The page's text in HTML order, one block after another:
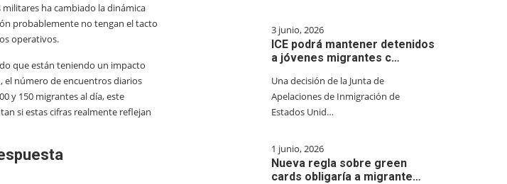
militares ha cambiado la dinámica
probablemente no tengan el tacto
operativos.
que están teniendo un impacto
, el número de encuentros diarios
y 150 migrantes al día, este
si estas cifras realmente reflejan
3 junio, 2026
ICE podrá mantener detenidos
a jóvenes migrantes c…
Una decisión de la Junta de
Apelaciones de Inmigración de
Estados Unid…
1 junio, 2026
Nueva regla sobre green
cards obligaría a migrante…